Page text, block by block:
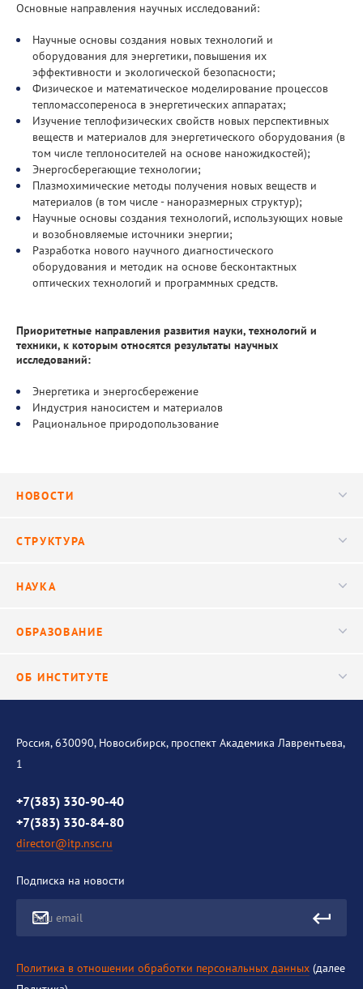
Основные направления научных исследований:
Научные основы создания новых технологий и
оборудования для энергетики, повышения их
эффективности и экологической безопасности;
Физическое и математическое моделирование процессов
тепломассопереноса в энергетических аппаратах;
Изучение теплофизических свойств новых перспективных
веществ и материалов для энергетического оборудования (в
том числе теплоносителей на основе наножидкостей);
Энергосберегающие технологии;
Плазмохимические методы получения новых веществ и
материалов (в том числе - наноразмерных структур);
Научные основы создания технологий, использующих новые
и возобновляемые источники энергии;
Разработка нового научного диагностического
оборудования и методик на основе бесконтактных
оптических технологий и программных средств.
Приоритетные направления развития науки, технологий и
техники, к которым относятся результаты научных
исследований:
Энергетика и энергосбережение
Индустрия наносистем и материалов
Рациональное природопользование
НОВОСТИ
Видео
СТРУКТУРА
Научные подразделения
НАУКА
Исследования
ОБРАЗОВАНИЕ
ОБ ИНСТИТУТЕ
История института
Контакты
Противодействие коррупции
Россия, 630090, Новосибирск, проспект Академика Лаврентьева,
1
+7(383) 330-90-40
+7(383) 330-84-80
director@itp.nsc.ru
Подписка на новости
Ваш email
Политика в отношении обработки персональных данных (далее